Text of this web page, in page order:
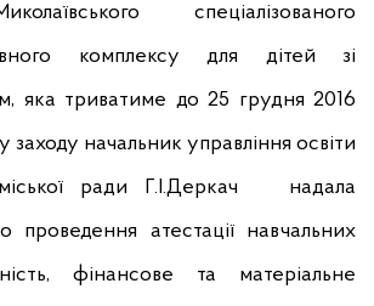
спеціалізованого
комплексу для дітей зі
яка триватиме до 25 грудня 2016
заходу начальник управління освіти
ради Г.І.Деркач
надала
проведення атестації навчальних
фінансове та матеріальне